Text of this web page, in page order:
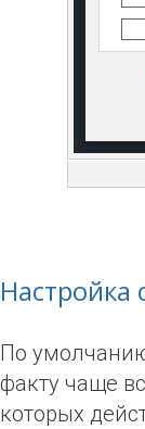
Настройка
По
факту чаще
которых